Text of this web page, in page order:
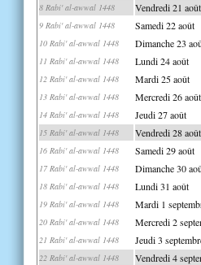
8 Rabi' al-awwal 1448 Vendredi 21 août
9 Rabi' al-awwal 1448 Samedi 22 août
10 Rabi' al-awwal 1448 Dimanche 23
11 Rabi' al-awwal 1448 Lundi 24 août
12 Rabi' al-awwal 1448 Mardi 25 août
13 Rabi' al-awwal 1448 Mercredi 26 août
14 Rabi' al-awwal 1448 Jeudi 27 août
15 Rabi' al-awwal 1448 Vendredi 28 août
16 Rabi' al-awwal 1448 Samedi 29 août
17 Rabi' al-awwal 1448 Dimanche 30
18 Rabi' al-awwal 1448 Lundi 31 août
19 Rabi' al-awwal 1448 Mardi 1
20 Rabi' al-awwal 1448 Mercredi 2
21 Rabi' al-awwal 1448 Jeudi 3
22 Rabi' al-awwal 1448 Vendredi 4